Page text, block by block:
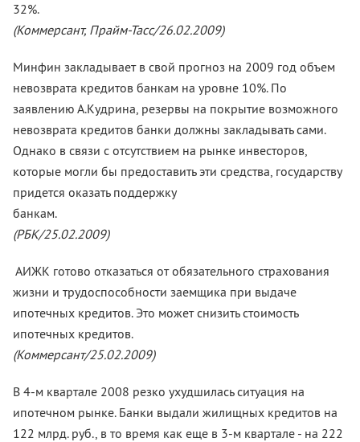
32%.
(Коммерсант, Прайм-Тасс/26.02.2009)
Минфин закладывает в свой прогноз на 2009 год объем
невозврата кредитов банкам на уровне 10%. По
заявлению А.Кудрина, резервы на покрытие возможного
невозврата кредитов банки должны закладывать сами.
Однако в связи с отсутствием на рынке инвесторов,
которые могли бы предоставить эти средства, государству
придется оказать поддержку
(РБК/25.02.2009)
АИЖК готово отказаться от обязательного страхования
жизни и трудоспособности заемщика при выдаче
ипотечных кредитов. Это может снизить стоимость
ипотечных кредитов.
(Коммерсант/25.02.2009)
В 4-м квартале 2008 резко ухудшилась ситуация на
ипотечном рынке. Банки выдали жилищных кредитов на
122 млрд. руб., в то время как еще в 3-м квартале - на 222